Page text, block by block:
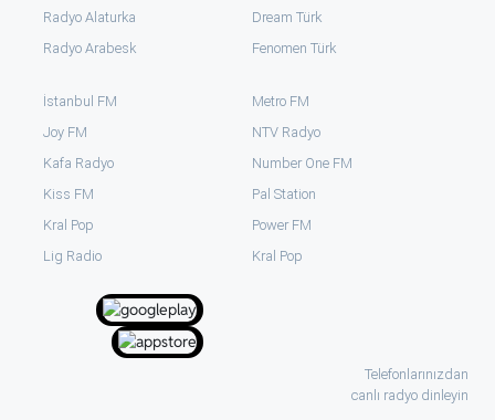
Radyo Alaturka
Radyo Arabesk
Dream Türk
Fenomen Türk
İstanbul FM
Joy FM
Kafa Radyo
Kiss FM
Kral Pop
⁠Lig Radio
Metro FM
NTV Radyo
Number One FM
Pal Station
Power FM
Kral Pop
Telefonlarınızdan
canlı radyo dinleyin